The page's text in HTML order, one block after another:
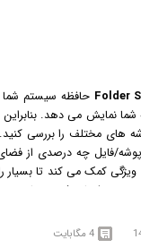
و حذف موارد تکراری،
Folder حافظه سیستم شما
شما نمایش می دهد.
های مختلف را بررسی
فایل چه درصدی از
کمک می کند تا بسیار
نموده و فضای ذخیره سازی در
هارد دیسک شما را اسکن
4 مگابایت